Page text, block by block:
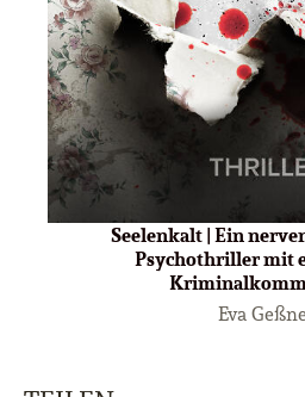
Seelenkalt | Ein
Psychothriller mit
Eva